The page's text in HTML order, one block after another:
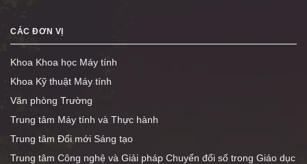
CÁC ĐƠN VỊ
Khoa Khoa học Máy tính
Khoa Kỹ thuật Máy tính
Văn phòng Trường
Trung tâm Máy tính và Thực hành
Trung tâm Đổi mới Sáng tạo
Trung tâm Công nghệ và Giải pháp Chuyển đổi số trong Giáo dục